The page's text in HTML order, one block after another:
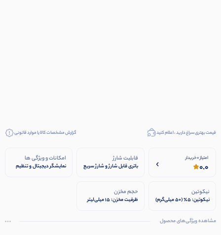
قیمت بهتری سراغ دارید ، اعلام کنید گزارش مشخصات کالا یا موارد قانونی
امتیاز 0 خریدار
0.0
قابلیت شارژ
باتری قابل شارژ و شارژ سریع
امکانات و ویژگی ها
نمایشگر دیجیتال و تنظیم
نیکوتین
نیکوتین: ۵٪ (۵۰ میلی‌گرم)
حجم مخزن
ظرفیت مخزن: ۱۵ میلی‌لیتر
مشاهده ویژگی‌های محصول